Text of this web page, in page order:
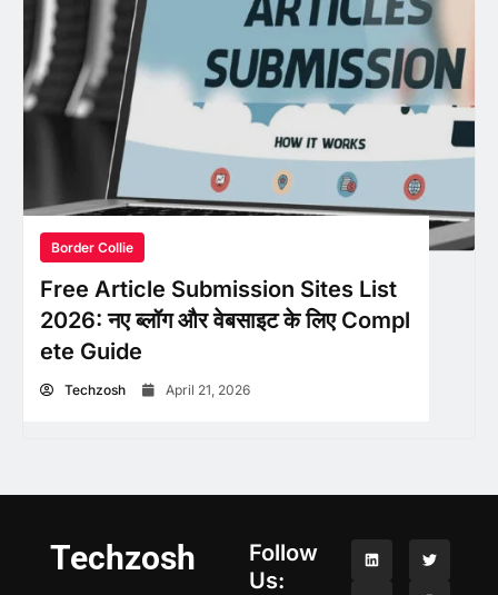
Border Collie
Free Article Submission Sites List
2026: नए ब्लॉग और वेबसाइट के लिए Compl
ete Guide
Techzosh April 21, 2026
Techzosh
Follow
Us: